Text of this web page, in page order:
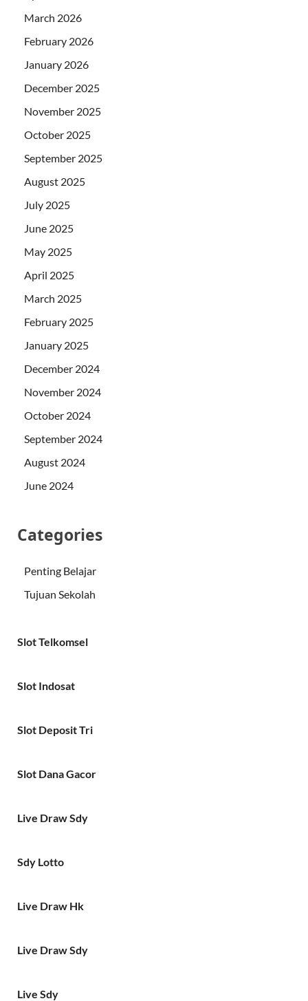
March 2026
February 2026
January 2026
December 2025
November 2025
October 2025
September 2025
August 2025
July 2025
June 2025
May 2025
April 2025
March 2025
February 2025
January 2025
December 2024
November 2024
October 2024
September 2024
August 2024
June 2024
Categories
Penting Belajar
Tujuan Sekolah
Slot Telkomsel
Slot Indosat
Slot Deposit Tri
Slot Dana Gacor
Live Draw Sdy
Sdy Lotto
Live Draw Hk
Live Draw Sdy
Live Sdy